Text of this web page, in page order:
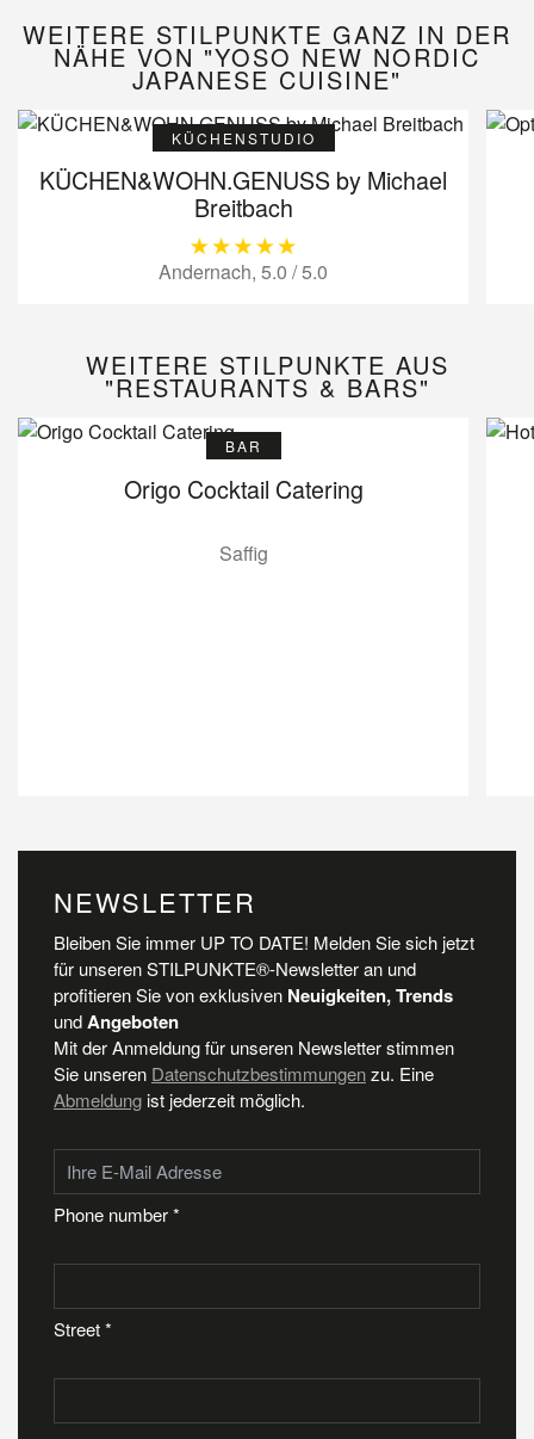
WEITERE STILPUNKTE GANZ IN DER
NÄHE VON "YOSO NEW NORDIC
JAPANESE CUISINE"
KÜCHENSTUDIO
KÜCHEN&WOHN.GENUSS by Michael
Breitbach
Andernach, 5.0 / 5.0
WEITERE STILPUNKTE AUS
"RESTAURANTS & BARS"
BAR
Origo Cocktail Catering
Saffig
NEWSLETTER
Bleiben Sie immer UP TO DATE! Melden Sie sich jetzt
für unseren STILPUNKTE®-Newsletter an und
profitieren Sie von exklusiven Neuigkeiten, Trends
undAngeboten
Mit der Anmeldung für unseren Newsletter stimmen
Sie unseren Datenschutzbestimmungenzu. Eine
Abmeldungist jederzeit möglich.
Phone number *
Street *